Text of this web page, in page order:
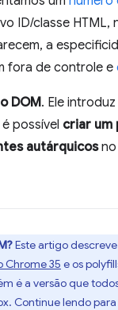
ID/classe
a
fora de controle e
DOM. Ele introduz
possível criar um
autárquicosno
Este artigo
Chrome 35 e os
é a versão que
Continue lendo